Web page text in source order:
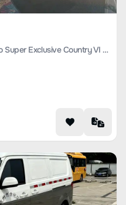
Little Sea Lion X30 2020 1.5L cargo Super Exclusive Country VI SWC15M